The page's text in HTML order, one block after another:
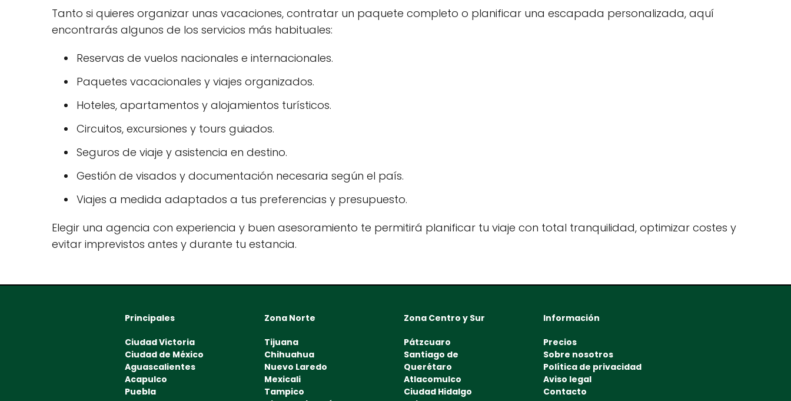
Tanto si quieres organizar unas vacaciones, contratar un paquete completo o planificar una escapada personalizada, aquí
encontrarás algunos de los servicios más habituales:
Reservas de vuelos nacionales e internacionales.
Paquetes vacacionales y viajes organizados.
Hoteles, apartamentos y alojamientos turísticos.
Circuitos, excursiones y tours guiados.
Seguros de viaje y asistencia en destino.
Gestión de visados y documentación necesaria según el país.
Viajes a medida adaptados a tus preferencias y presupuesto.
Elegir una agencia con experiencia y buen asesoramiento te permitirá planificar tu viaje con total tranquilidad, optimizar costes y
evitar imprevistos antes y durante tu estancia.
Principales
Ciudad Victoria
Ciudad de México
Aguascalientes
Acapulco
Puebla
Zona Norte
Tijuana
Chihuahua
Nuevo Laredo
Mexicali
Tampico
Zona Centro y Sur
Pátzcuaro
Santiago de
Querétaro
Atlacomulco
Ciudad Hidalgo
Información
Precios
Sobre nosotros
Política de privacidad
Aviso legal
Contacto